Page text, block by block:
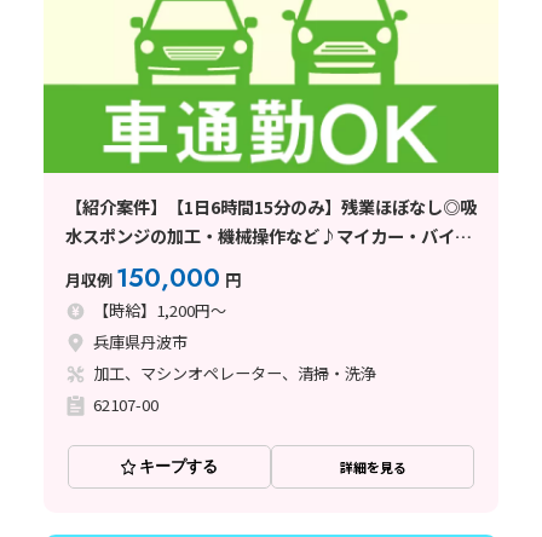
【紹介案件】【1日6時間15分のみ】残業ほぼなし◎吸
水スポンジの加工・機械操作など♪マイカー・バイク
通勤OK◎
月収例 150,000 円
【時給】1,200円～
兵庫県丹波市
加工、マシンオペレーター、清掃・洗浄
62107-00
キープする 詳細を見る